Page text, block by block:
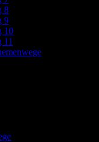
8
9
10
11